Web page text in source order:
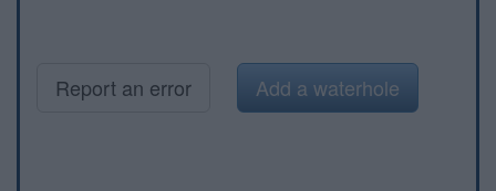
Report an error Add a waterhole